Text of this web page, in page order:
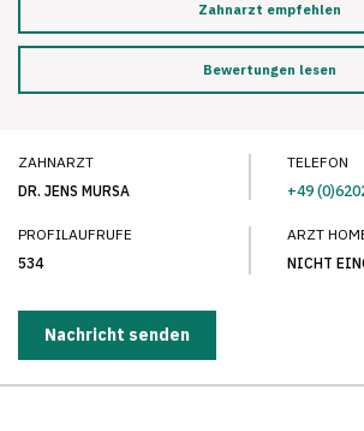
Zahnarzt empfehlen
Bewertungen lesen
ZAHNARZT
DR. JENS MURSA
TELEFON
+49
PROFILAUFRUFE
534
ARZT
NICHT
Nachricht senden